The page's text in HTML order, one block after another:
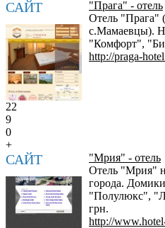
САЙТ
"Прага" - отель
Отель "Прага"
с.Мамаевцы).
"Комфорт",
http://praga-
22
9
0
+
САЙТ
"Мрия" - отель
Отель "Мрия"
города.
"Полулюкс",
грн.
http://